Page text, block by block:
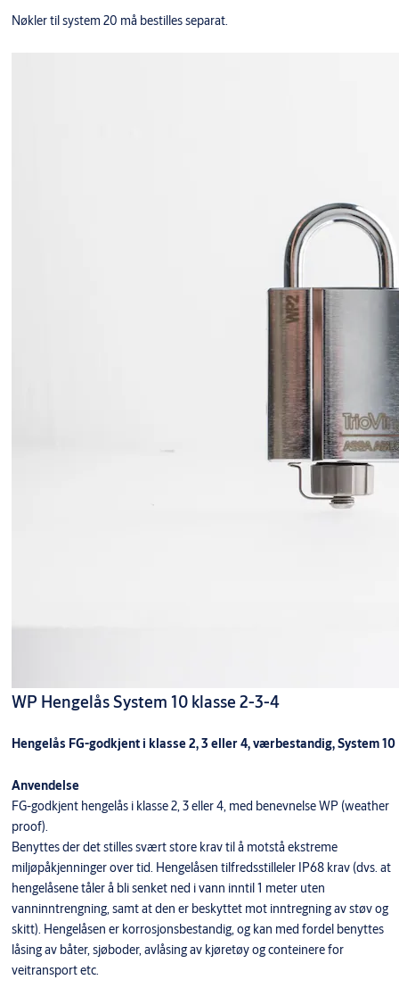
Nøkler til system 20 må bestilles separat.
WP Hengelås System 10 klasse 2-3-4
Hengelås FG-godkjent i klasse 2, 3 eller 4, værbestandig, System 10
Anvendelse
FG-godkjent hengelås i klasse 2, 3 eller 4, med benevnelse WP (weather
proof).
Benyttes der det stilles svært store krav til å motstå ekstreme
miljøpåkjenninger over tid. Hengelåsen tilfredsstilleler IP68 krav (dvs. at
hengelåsene tåler å bli senket ned i vann inntil 1 meter uten
vanninntrengning, samt at den er beskyttet mot inntregning av støv og
skitt). Hengelåsen er korrosjonsbestandig, og kan med fordel benyttes
låsing av båter, sjøboder, avlåsing av kjøretøy og conteinere for
veitransport etc.